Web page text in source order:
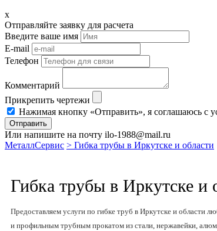
x
Отправляйте заявку для расчета
Введите ваше имя
E-mail
Телефон
Комментарий
Прикрепить чертежи
Нажимая кнопку «Отправить», я соглашаюсь с
Отправить
Или напишите на почту ilo-1988@mail.ru
МеталлСервис > Гибка трубы в Иркутске и области
Гибка трубы в Иркутске и
Предоставляем услуги по гибке труб в Иркутске и области
и профильным трубным прокатом из стали, нержавейки,